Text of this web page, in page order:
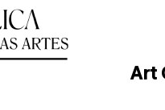
Art